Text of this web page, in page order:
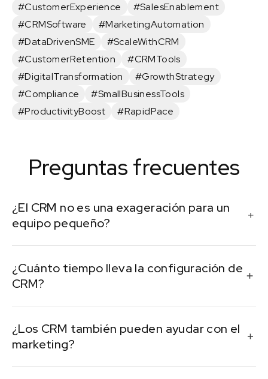
#CustomerExperience
#SalesEnablement
#CRMSoftware
#MarketingAutomation
#DataDrivenSME
#ScaleWithCRM
#CustomerRetention
#CRMTools
#DigitalTransformation
#GrowthStrategy
#Compliance
#SmallBusinessTools
#ProductivityBoost
#RapidPace
Preguntas frecuentes
¿El CRM no es una exageración para un
equipo pequeño?
se benefician de tener las canalizaciones
organizadas, los recordatorios automáticos y el
¿Cuánto tiempo lleva la configuración de
CRM?
integraciones plug-and-play. Dependiendo de la
complejidad, puede empezar a ver el valor en unas
¿Los CRM también pueden ayudar con el
marketing?